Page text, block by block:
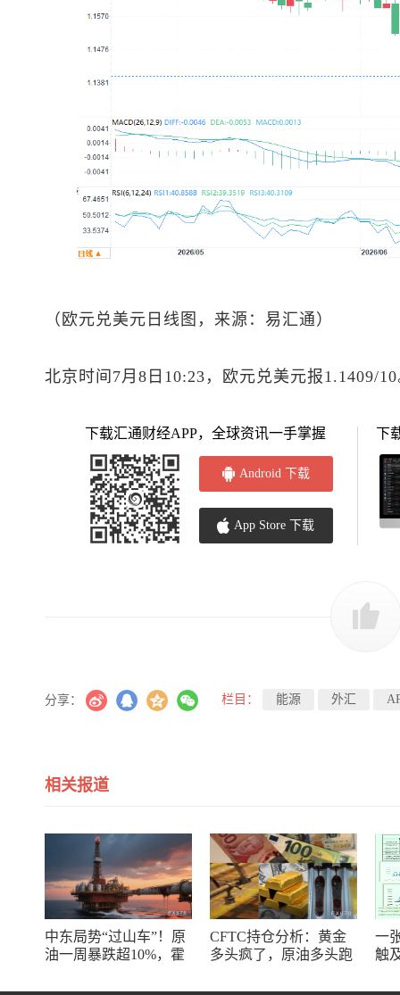
（ 欧元兑美元 日线图，来源：易汇通）
北京时间7月8日10:23， 欧元兑美元报1.1409/
下载汇通财经APP，全球资讯一手掌握
Android 下载
App Store 下载
下
分享： 栏目： 能源 外汇
相关报道
中东局势“过山车”！原
油一周暴跌超10%，霍
变数
CFTC持仓分析：黄金
多头疯了，原油多头跑
一
触